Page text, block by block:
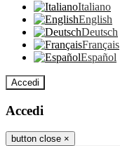
Italiano
English
Deutsch
Français
Español
Accedi
Accedi
button close ×